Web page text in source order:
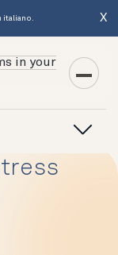
italiano. X
in your